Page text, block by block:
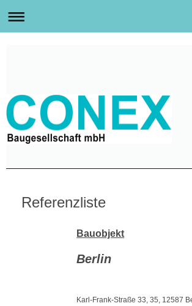
Referenzliste
Bauobjekt
Berlin
Karl-Frank-Straße 33, 35, 12587